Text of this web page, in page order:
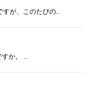
が、このたびの...
か。 ...